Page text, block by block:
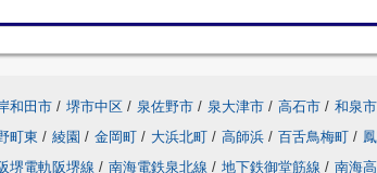
和田市 / 堺市中区 / 泉佐野市 / 泉大津市 / 高石市 / 和泉市
町東 / 綾園 / 金岡町 / 大浜北町 / 高師浜 / 百舌鳥梅町 /
堺電軌阪堺線 / 南海電鉄泉北線 / 地下鉄御堂筋線 / 南海